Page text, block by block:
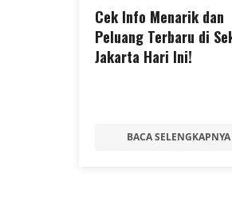
Cek Info Menarik dan
Peluang Terbaru di
Jakarta Hari Ini!
BACA SELENGKAPNYA